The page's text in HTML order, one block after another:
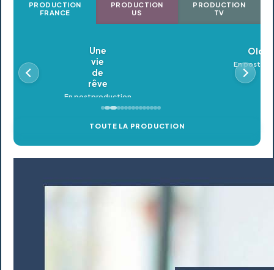
PRODUCTION
FRANCE
PRODUCTION
US
PRODUCTION
TV
Oldeupe
En postproduction
TOUTE LA PRODUCTION